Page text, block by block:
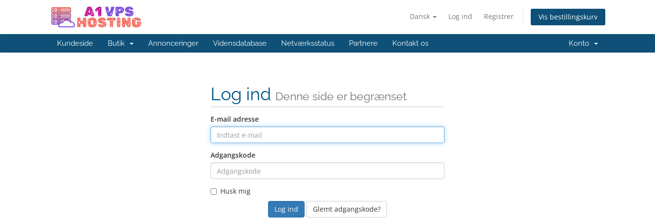
Dansk Log ind Registrer Vis bestillingskurv
Kundeside Butik Annonceringer Vidensdatabase Netværksstatus Partnere Kontakt os Konto
Log ind Denne side er begrænset
E-mail adresse
Adgangskode
Husk mig
Glemt adgangskode?